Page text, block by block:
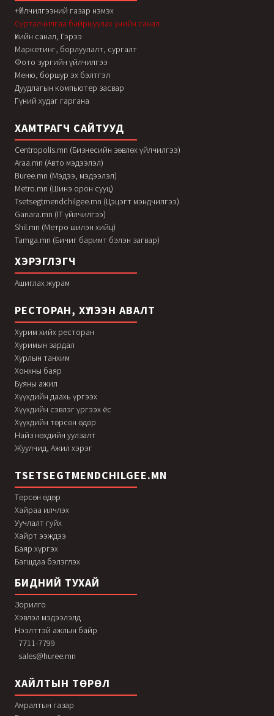
+Үйлчилгээний газар нэмэх
Сурталчилгаа байршуулах үнийн санал
Үнийн санал, Гэрээ
Маркетинг, борлуулалт, сургалт
Фото зургийн үйлчилгээ
Меню, боршур эх бэлтгэл
Дуудлагын компьютер засвар
Гүний худаг гаргана
ХАМТРАГЧ САЙТУУД
Centropolis.mn (Бизнесийн зөвлөх үйлчилгээ)
Araa.mn (Авто мэдээлэл)
Buree.mn (Мэдээ, мэдээлэл)
Metro.mn (Шинэ орон сууц)
Tsetsegtmendchilgee.mn (Цэцэгт мэндчилгээ)
Ganara.mn (IT үйлчилгээ)
Shil.mn (Метро шилэн хийц)
Tamga.mn (Бичиг баримт бэлэн загвар)
ХЭРЭГЛЭГЧ
Ашиглах журам
РЕСТОРАН, ХҮЛЭЭН АВАЛТ
Хурим хийх ресторан
Хуримын зардал
Хурлын танхим
Хонхны баяр
Буяны ажил
Хүүхдийн даахь үргээх
Хүүхдийн сэвлэг үргээх ёс
Хүүхдийн төрсөн өдөр
Найз нөхдийн уулзалт
Жуулчид, Ажил хэрэг
TSETSEGTMENDCHILGEE.MN
Төрсөн өдөр
Хайраа илчлэх
Уучлалт гуйх
Хайрт ээждээ
Баяр хүргэх
Багшдаа бэлэглэх
БИДНИЙ ТУХАЙ
Зорилго
Хэвлэл мэдээлэлд
Нээлттэй ажлын байр
7711-7799
sales@huree.mn
ХАЙЛТЫН ТӨРӨЛ
Амралтын газар